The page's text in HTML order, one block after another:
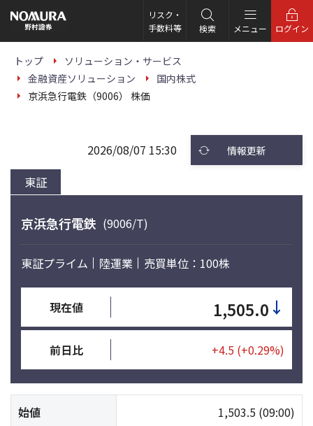
の
ー
リスク・
手数料等
検索 メニュー ログイン
トップ
ソリューション・サービス
金融資産ソリューション
国内株式
京浜急行電鉄（9006） 株価
東証
2026/08/07 15:30 情報更新
京浜急行電鉄 (9006/T)
東証プライム 陸運業 売買単位：100株
現在値 1,505.0 ↓
前日比 +4.5 (+0.29%)
始値 1,503.5 (09:00)